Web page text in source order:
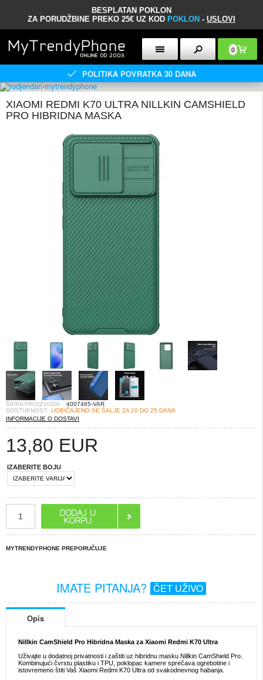
BESPLATAN POKLON
ZA PORUDŽBINE PREKO 25€ UZ KOD POKLON - USLOVI
0
POLITIKA POVRATKA 30 DANA
XIAOMI REDMI K70 ULTRA NILLKIN CAMSHIELD
PRO HIBRIDNA MASKA
ŠIFRA PROIZVODA:: 4007465-VAR
DOSTUPNOST: UOBIČAJENO SE ŠALJE ZA 20 DO 25 DANA
INFORMACIJE O DOSTAVI
13,80 EUR
IZABERITE BOJU
MYTRENDYPHONE PREPORUČUJE
IMATE PITANJA? ČET UŽIVO
Opis
Nillkin CamShield Pro Hibridna Maska za Xiaomi Redmi K70 Ultra
Uživajte u dodatnoj privatnosti i zaštiti uz hibridnu masku Nillkin CamShield Pro.
Kombinujući čvrstu plastiku i TPU, poklopac kamere sprečava ogrebotine i
istovremeno štiti Vaš Xiaomi Redmi K70 Ultra od svakodnevnog habanja.